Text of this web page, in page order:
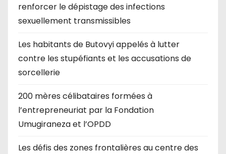
renforcer le dépistage des infections
sexuellement transmissibles
Les habitants de Butovyi appelés à lutter
contre les stupéfiants et les accusations de
sorcellerie
200 mères célibataires formées à
l’entrepreneuriat par la Fondation
Umugiraneza et l’OPDD
Les défis des zones frontalières au centre des